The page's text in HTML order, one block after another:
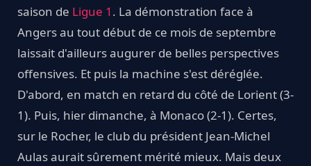
saison de Ligue 1 . La démonstration face à
Angers au tout début de ce mois de septembre
laissait d'ailleurs augurer de belles perspectives
offensives. Et puis la machine s'est déréglée.
D'abord, en match en retard du côté de Lorient (3-
1). Puis, hier dimanche, à Monaco (2-1). Certes,
sur le Rocher, le club du président Jean-Michel
Aulas aurait sûrement mérité mieux. Mais deux